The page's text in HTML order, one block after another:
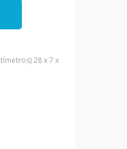
28 x 7 x